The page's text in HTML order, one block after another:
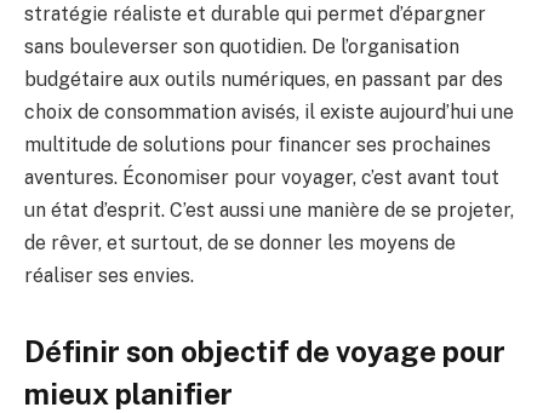
stratégie réaliste et durable qui permet d’épargner
sans bouleverser son quotidien. De l’organisation
budgétaire aux outils numériques, en passant par des
choix de consommation avisés, il existe aujourd’hui une
multitude de solutions pour financer ses prochaines
aventures. Économiser pour voyager, c’est avant tout
un état d’esprit. C’est aussi une manière de se projeter,
de rêver, et surtout, de se donner les moyens de
réaliser ses envies.
Définir son objectif de voyage pour
mieux planifier